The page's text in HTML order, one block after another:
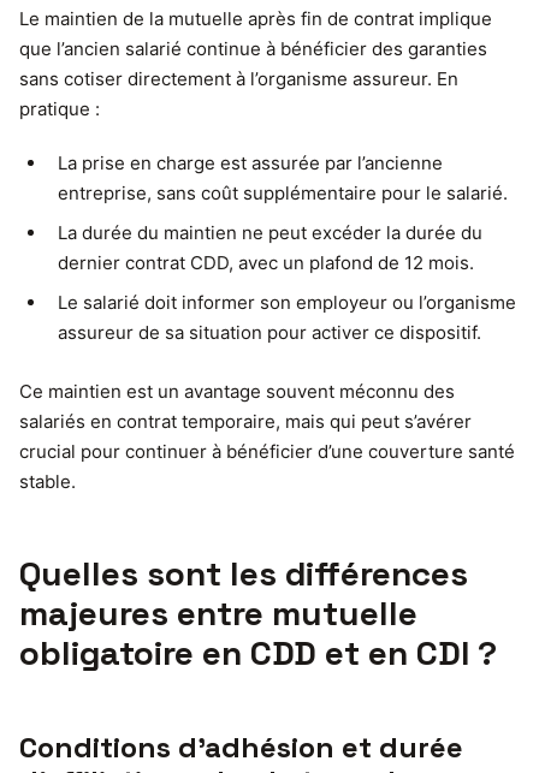
Le maintien de la mutuelle après fin de contrat implique
que l’ancien salarié continue à bénéficier des garanties
sans cotiser directement à l’organisme assureur. En
pratique :
La prise en charge est assurée par l’ancienne
entreprise, sans coût supplémentaire pour le salarié.
La durée du maintien ne peut excéder la durée du
dernier contrat CDD, avec un plafond de 12 mois.
Le salarié doit informer son employeur ou l’organisme
assureur de sa situation pour activer ce dispositif.
Ce maintien est un avantage souvent méconnu des
salariés en contrat temporaire, mais qui peut s’avérer
crucial pour continuer à bénéficier d’une couverture santé
stable.
Quelles sont les différences
majeures entre mutuelle
obligatoire en CDD et en CDI ?
Conditions d’adhésion et durée